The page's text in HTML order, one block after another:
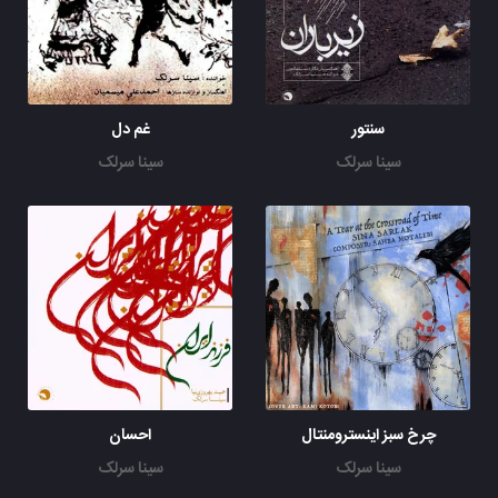
سنتور
سینا سرلک
غم دل
سینا سرلک
چرخ سبز اینسترومنتال
سینا سرلک
احسان
سینا سرلک